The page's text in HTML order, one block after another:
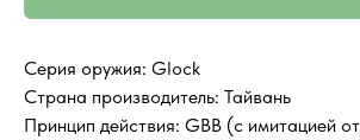
Серия оружия: Glock
Страна производитель: Тайвань
Принцип действия: GBB (с имитацией